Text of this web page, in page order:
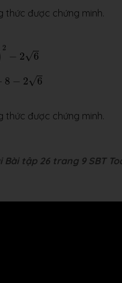
thức được chứng minh.
2
− 2√6
8 − 2√6
thức được chứng minh.
tập 26 trang 9 SBT